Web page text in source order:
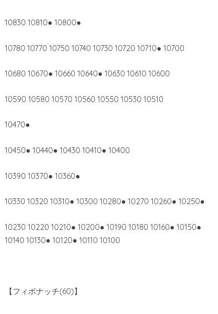
10830 10810● 10800●
10780 10770 10750 10740 10730 10720 10710● 10700
10680 10670● 10660 10640● 10630 10610 10600
10590 10580 10570 10560 10550 10530 10510
10470●
10450● 10440● 10430 10410● 10400
10390 10370● 10360●
10330 10320 10310● 10300 10280● 10270 10260● 10250●
10230 10220 10210● 10200● 10190 10180 10160● 10150●
10140 10130● 10120● 10110 10100
【フィボナッチ(60)】